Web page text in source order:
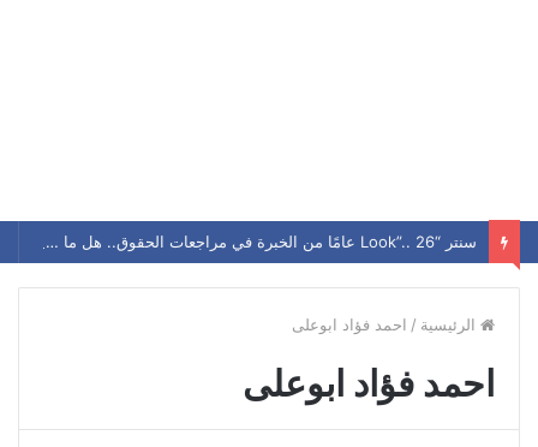
سنتر “Look”.. 26 عامًا من الخبرة في مراجعات الحقوق.. هل ما زال يحافظ على مكانته بين الطلاب؟
الرئيسية / احمد فؤاد ابوعلى
احمد فؤاد ابوعلى